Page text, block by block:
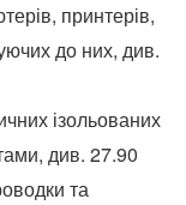
принтерів,
до них, див.
ізольованих
див. 27.90
та